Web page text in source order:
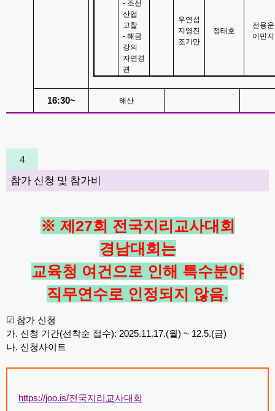
- 조선
산업
고찰
- 해금
강의
자연경
관
우연섭
지영진
조기만
정태호
전용운
이민지
16:30~ 해산
4
참가 신청 및 참가비
※ 제 27회 전국지리교사대회
경남대회는
교육청 여건으로 인해 특수분야
직무연수로 인정되지 않음.
☑ 참가 신청
가. 신청 기간(선착순 접수): 2025.11.17.(월) ~ 12.5.(금)
나. 신청사이트
https://joo.is/전국지리교사대회